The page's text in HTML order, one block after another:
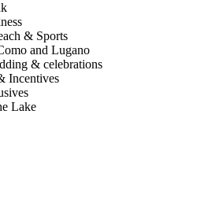
& Sports
and Lugano
& celebrations
Incentives
Lake